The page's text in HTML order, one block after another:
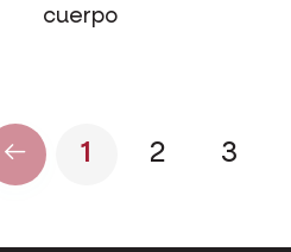
cuerpo
1 2 3